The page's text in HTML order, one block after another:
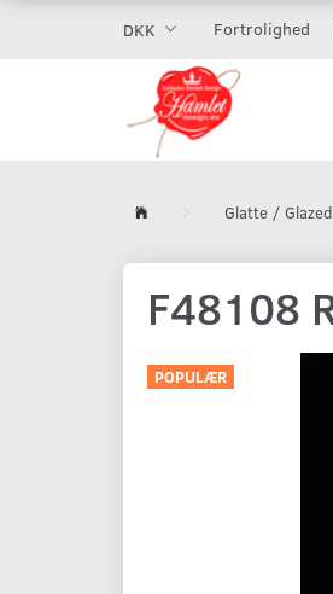
DKK Fortrolighed
Glatte / Glazed
F48108
POPULÆR